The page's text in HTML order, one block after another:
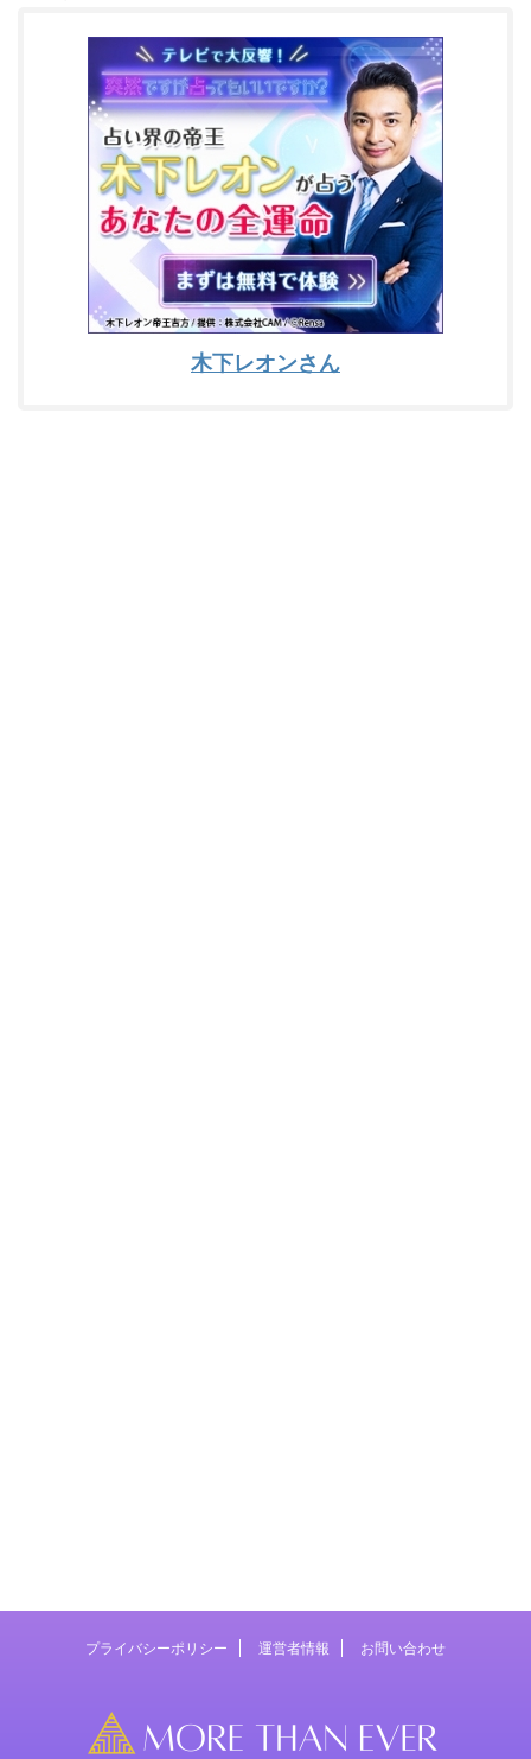
木下レオンさん
プライバシーポリシー 運営者情報 お問い合わせ